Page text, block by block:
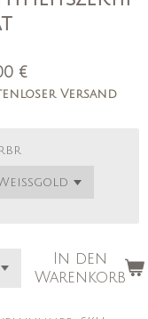
€
Versand
In den
Warenkorb